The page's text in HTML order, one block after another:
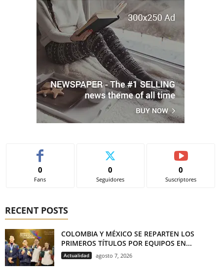
0
Fans
0
Seguidores
0
Suscriptores
RECENT POSTS
COLOMBIA Y MÉXICO SE REPARTEN LOS
PRIMEROS TÍTULOS POR EQUIPOS EN...
Actualidad agosto 7, 2026